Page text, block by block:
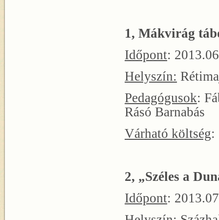
1, Mákvirág
Időpont:
Helyszín:
Pedagógusok:
Rásó Barnabás
Várható költség:
2, „Széles a
Időpont: